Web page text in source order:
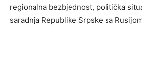
regionalna bezbjednost, politička
saradnja Republike Srpske sa